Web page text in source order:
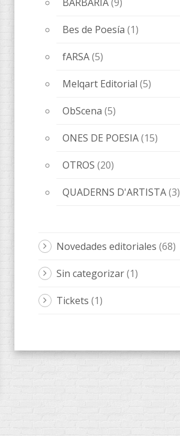
Bes de Poesía (1)
fARSA(5)
Melqart Editorial (5)
ObScena (5)
ONES DE POESIA(15)
OTROS (20)
QUADERNS D'ARTISTA(3)
Novedades editoriales (68)
Sin categorizar(1)
Tickets (1)